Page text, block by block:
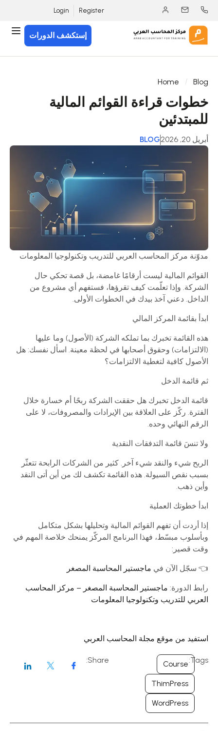
Register
Login
إستكشف الدورات
Home Blog
خطوات قراءة القوائم المالية
للمبتدئين
أبريل 20, 2026 BLOG
مدوّنة مركز المحاسب العربي للتدريب وتكنولوجيا المعلومات
القوائم المالية ليست أرقامًا غامضة، بل قصة تحكي حال
الشركة. وإذا تعلّمت كيف تقرؤها، فستفهم أي مشروع من
الداخل. دعني آخذ بيدك في الخطوات الأولى.
ابدأ بقائمة المركز المالي
هذه القائمة تخبرك بما تملكه الشركة (الأصول) وما عليها
(الالتزامات) وحقوق أصحابها في لحظة معينة. اسأل نفسك: هل
الأصول كافية لتغطية الالتزامات؟
ثم قائمة الدخل
قائمة الدخل تخبرك هل حققت الشركة ربحًا أم خسارة خلال
الفترة. ركّز على العلاقة بين الإيرادات والمصروفات، لا على
الرقم النهائي وحده.
ولا تنسَ قائمة التدفقات النقدية
الربح شيء والنقد شيء آخر. كثير من الشركات الرابحة تتعثّر
بسبب نقص السيولة. هذه القائمة تكشف لك من أين أتى النقد
وأين ذهب.
ابدأ خطوتك العملية
إذا أردت أن تفهم القوائم المالية وتحليلها بشكل متكامل
وبأسلوب مبسّط، فهذا البرنامج المركّز يمنحك خلاصة المهم في
وقت قصير:
👈 سجّل الآن في ماجستير المحاسبة المصغر
رابط الدورة: ماجستير المحاسبة المصغر – مركز المحاسب
العربي للتدريب وتكنولوجيا المعلومات
استفيد من موقع مجلة المحاسب العربي
Tags:
Course
ThimPress
WordPress
Share: